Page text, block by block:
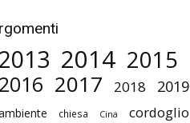
2014 2015
2017 2018 2019
chiesa Cina cordoglio